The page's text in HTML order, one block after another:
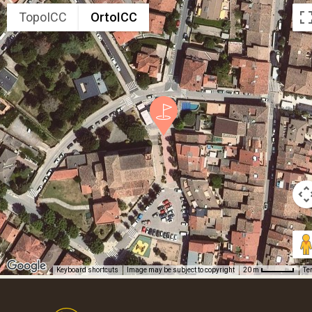
TopoICC OrtoICC
Keyboard shortcuts Image may be subject to copyright 20 m